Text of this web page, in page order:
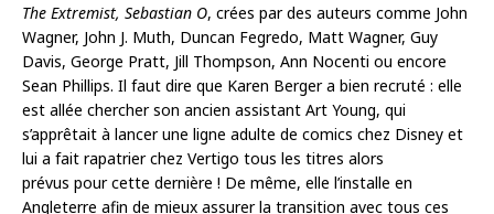
The Extremist, Sebastian O, crées par des auteurs comme John
Wagner, John J. Muth, Duncan Fegredo, Matt Wagner, Guy
Davis, George Pratt, Jill Thompson, Ann Nocenti ou encore
Sean Phillips. Il faut dire que Karen Berger a bien recruté : elle
est allée chercher son ancien assistant Art Young, qui
s’apprêtait à lancer une ligne adulte de comics chez Disney et
lui a fait rapatrier chez Vertigo tous les titres alors
prévus pour cette dernière ! De même, elle l’installe en
Angleterre afin de mieux assurer la transition avec tous ces